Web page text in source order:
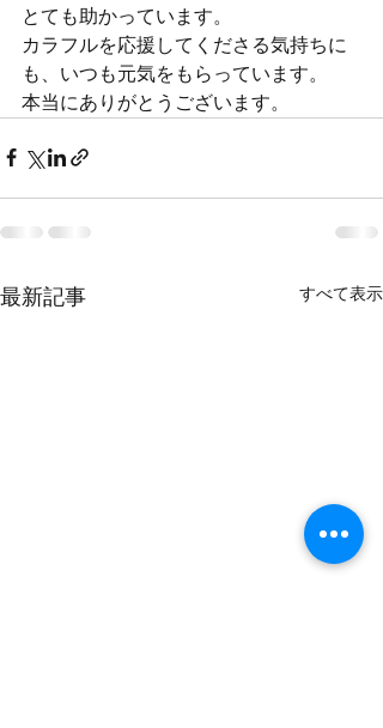
とても助かっています。
カラフルを応援してくださる気持ちに
も、いつも元気をもらっています。
本当にありがとうございます。
最新記事 すべて表示